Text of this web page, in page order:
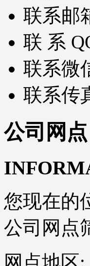
联系邮
联 系
联系微
联系传
公司网点
您现在的
公司网点